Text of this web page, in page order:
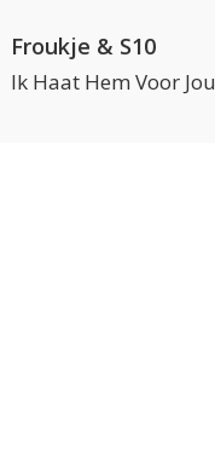
Froukje & S10
Ik Haat Hem Voor Jou